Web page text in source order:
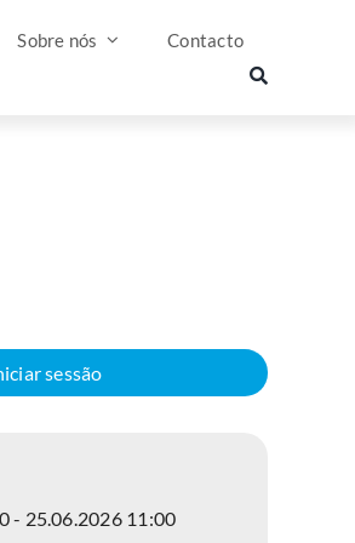
Sobre nós Contacto
sessão
- 25.06.2026 11:00